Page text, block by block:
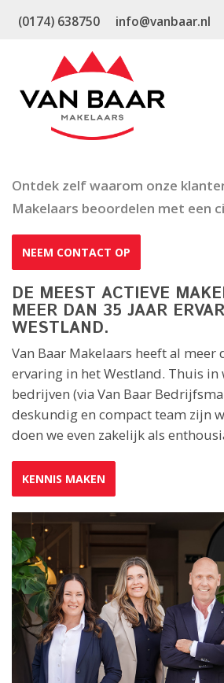
(0174) 638750 info@vanbaar.nl
Ontdek zelf waarom onze
Makelaars beoordelen met een
NEEM CONTACT OP
DE MEEST ACTIEVE
MEER DAN 35 JAAR
WESTLAND.
Van Baar Makelaars heeft al meer
ervaring in het Westland. Thuis in
bedrijven (via Van Baar
deskundig en compact team zijn
doen we even zakelijk als
KENNIS MAKEN